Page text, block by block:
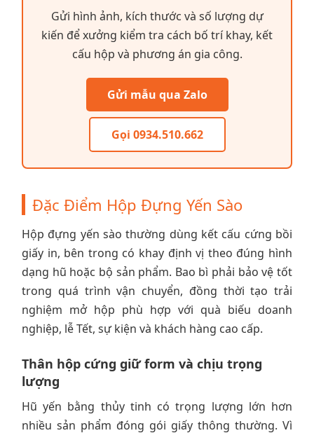
Gửi hình ảnh, kích thước và số lượng dự
kiến để xưởng kiểm tra cách bố trí khay, kết
cấu hộp và phương án gia công.
Gửi mẫu qua Zalo
Gọi 0934.510.662
Đặc Điểm Hộp Đựng Yến Sào
Hộp đựng yến sào thường dùng kết cấu cứng bồi
giấy in, bên trong có khay định vị theo đúng hình
dạng hũ hoặc bộ sản phẩm. Bao bì phải bảo vệ tốt
trong quá trình vận chuyển, đồng thời tạo trải
nghiệm mở hộp phù hợp với quà biếu doanh
nghiệp, lễ Tết, sự kiện và khách hàng cao cấp.
Thân hộp cứng giữ form và chịu trọng
lượng
Hũ yến bằng thủy tinh có trọng lượng lớn hơn
nhiều sản phẩm đóng gói giấy thông thường. Vì